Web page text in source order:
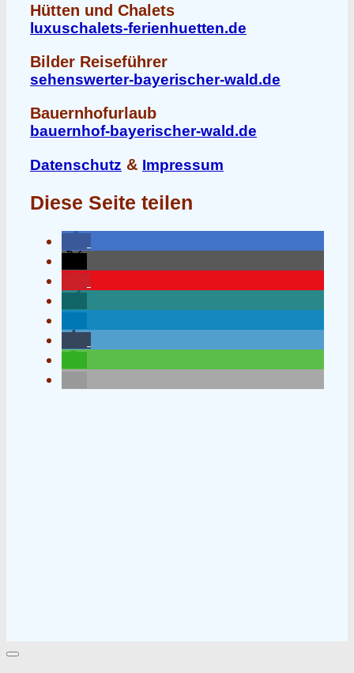
Hütten und Chalets
luxuschalets-ferienhuetten.de
Bilder Reiseführer
sehenswerter-bayerischer-wald.de
Bauernhofurlaub
bauernhof-bayerischer-wald.de
Datenschutz & Impressum
Diese Seite teilen